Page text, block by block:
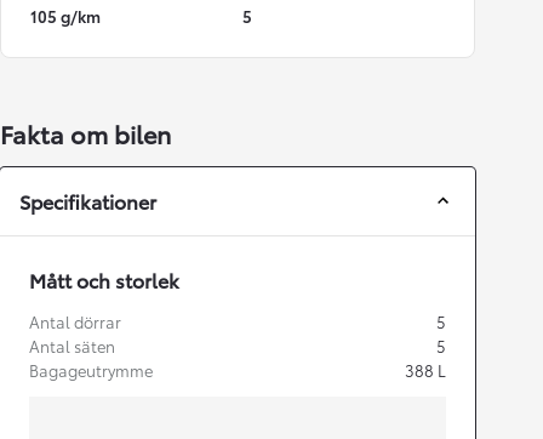
105 g/km
5
Fakta om bilen
Specifikationer
Mått och storlek
Antal dörrar
5
Antal säten
5
Bagageutrymme
388 L